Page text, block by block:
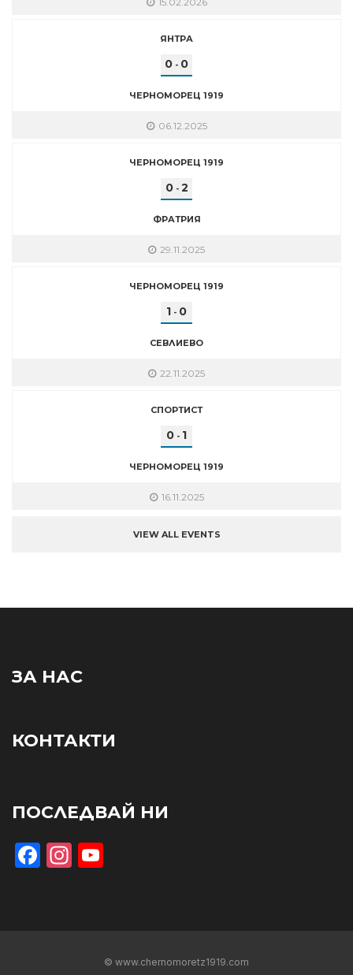
ЯНТРА
0 - 0
ЧЕРНОМОРЕЦ 1919
06.12.2025
ЧЕРНОМОРЕЦ 1919
0- 2
ФРАТРИЯ
29.11.2025
ЧЕРНОМОРЕЦ 1919
1 - 0
СЕВЛИЕВО
22.11.2025
СПОРТИСТ
0 - 1
ЧЕРНОМОРЕЦ 1919
16.11.2025
VIEW ALL EVENTS
ЗА НАС
КОНТАКТИ
ПОСЛЕДВАЙ НИ
Facebook
Instagram
© www.chernomoretz1919.com